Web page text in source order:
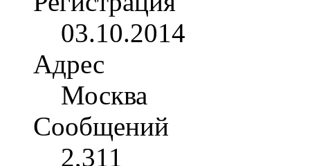
03.10.2014
Адрес
Москва
Сообщений
2,311